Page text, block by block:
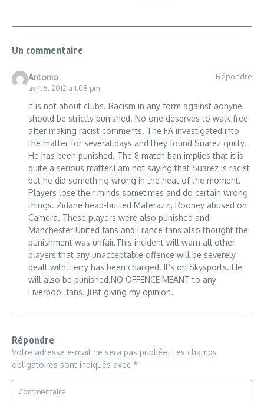
Un commentaire
Antonio
avril 5, 2012 a 1:08 pm
Répondre
It is not about clubs. Racism in any form against aonyne
should be strictly punished. No one deserves to walk free
after making racist comments. The FA investigated into
the matter for several days and they found Suarez guilty.
He has been punished. The 8 match ban implies that it is
quite a serious matter.I am not saying that Suarez is racist
but he did something wrong in the heat of the moment.
Players lose their minds sometimes and do certain wrong
things. Zidane head-butted Materazzi, Rooney abused on
Camera. These players were also punished and
Manchester United fans and France fans also thought the
punishment was unfair.This incident will warn all other
players that any unacceptable offence will be severely
dealt with.Terry has been charged. It’s on Skysports. He
will also be punished.NO OFFENCE MEANT to any
Liverpool fans. Just giving my opinion.
Répondre
Votre adresse e-mail ne sera pas publiée. Les champs
obligatoires sont indiqués avec *